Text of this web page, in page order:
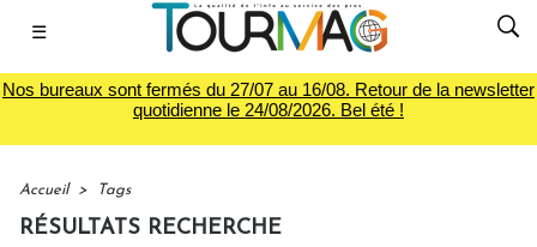
☰
Nos bureaux sont fermés du 27/07 au 16/08. Retour de la newsletter
quotidienne le 24/08/2026. Bel été !
Accueil > Tags
RÉSULTATS RECHERCHE